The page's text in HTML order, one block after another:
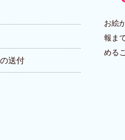
送付
お絵
報ま
める